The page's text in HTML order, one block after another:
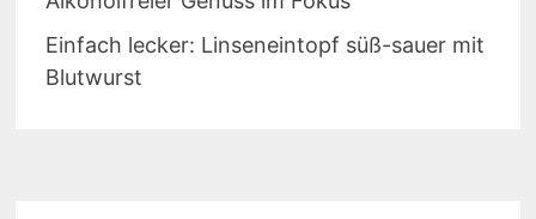
Einfach lecker: Linseneintopf süß-sauer mit
Blutwurst